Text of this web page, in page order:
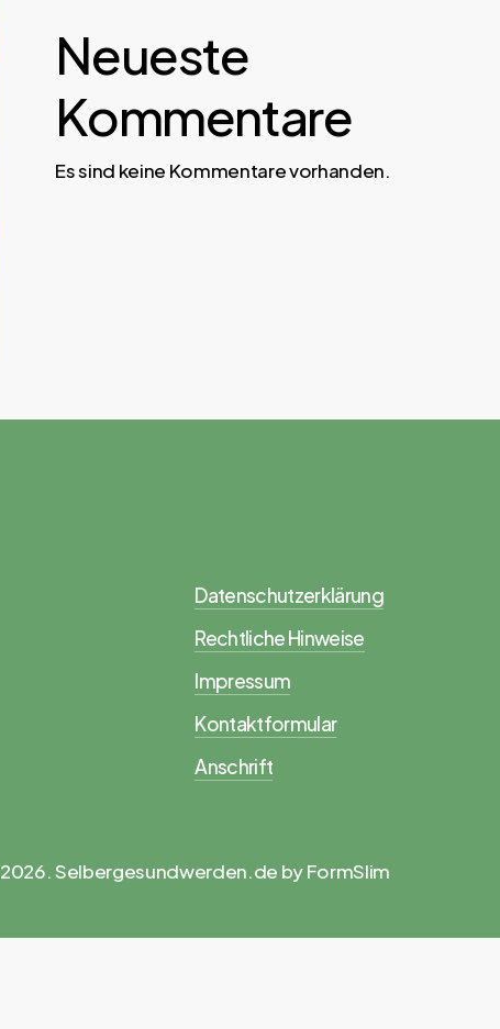
Neueste
Kommentare
Es sind keine Kommentare vorhanden.
Datenschutzerklärung
Rechtliche Hinweise
Impressum
Kontaktformular
Anschrift
2026. Selbergesundwerden.de by FormSlim